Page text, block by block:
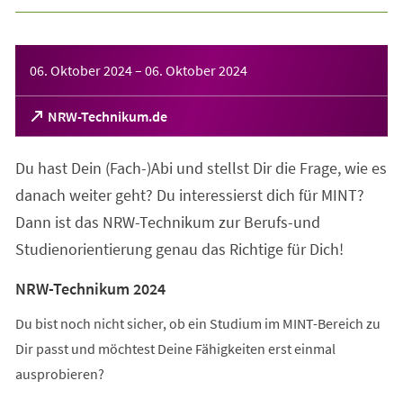
06. Oktober 2024– 06. Oktober 2024
NRW-Technikum.de
(Öffnet
in
neuen
Du hast Dein (Fach-)Abi und stellst Dir die Frage, wie es
danach weiter geht? Du interessierst dich für MINT?
Dann ist das NRW-Technikum zur Berufs-und
Studienorientierung genau das Richtige für Dich!
NRW-Technikum 2024
Du bist noch nicht sicher, ob ein Studium im MINT-Bereich zu
Dir passt und möchtest Deine Fähigkeiten erst einmal
ausprobieren?